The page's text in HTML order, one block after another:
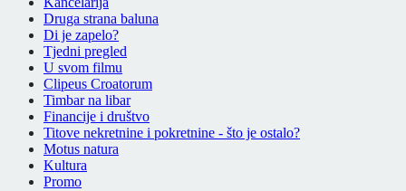
Druga strana baluna
Di je zapelo?
Tjedni pregled
U svom filmu
Clipeus Croatorum
Timbar na libar
Financije i društvo
Titove nekretnine i pokretnine - što je ostalo?
Motus natura
Kultura
Promo